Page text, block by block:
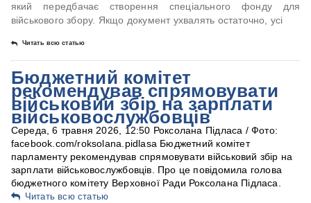
який передбачає створення спеціального фонду для
військового збору. Якщо документ ухвалять остаточно, усі
Читать всю статью
Бюджетний комітет
рекомендував спрямовувати
військовий збір на зарплати
військовослужбовців
Середа, 6 травня 2026, 12:50 Роксолана Підласа / Фото:
facebook.com/roksolana.pidlasa Бюджетний комітет
парламенту рекомендував спрямовувати військовий збір на
зарплати військовослужбовців. Про це повідомила голова
бюджетного комітету Верховної Ради Роксолана Підласа.
Читать всю статью